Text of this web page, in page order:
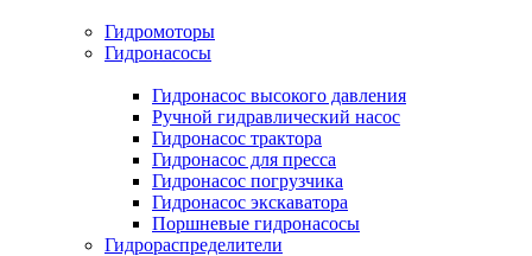
Гидромоторы
Гидронасосы
Гидронасос высокого давления
Ручной гидравлический насос
Гидронасос трактора
Гидронасос для пресса
Гидронасос погрузчика
Гидронасос экскаватора
Поршневые гидронасосы
Гидрораспределители